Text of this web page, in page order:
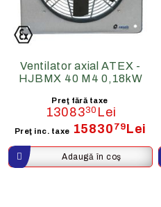
Ventilator axial ATEX -
HJBMX 40 M4 0,18kW
Preţ fără taxe
1308330 Lei
Preţ inc. taxe 15830 79Lei